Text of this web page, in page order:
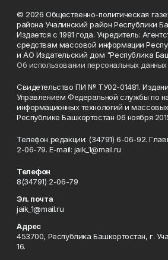
© 2026 Общественно-политическая
района Учалинский район Республики
Издается с 1991 года. Учредитель:
средствам массовой информации
и АО Издательский дом "Республика
Об использовании персональных данных
Свидетельство ПИ № ТУ02-01481.
Управлением Федеральной службы по
информационных технологий и
Республике Башкортостан 06 ноября
Телефон редакции: (34791) 6-06-92.
2-06-79. Е-mаil: jaik_1@mail.ru
Телефон
8(34791) 2-06-79
Эл. почта
jaik_1@mail.ru
Адрес
453700, Республика Башкортостан, г.
16.